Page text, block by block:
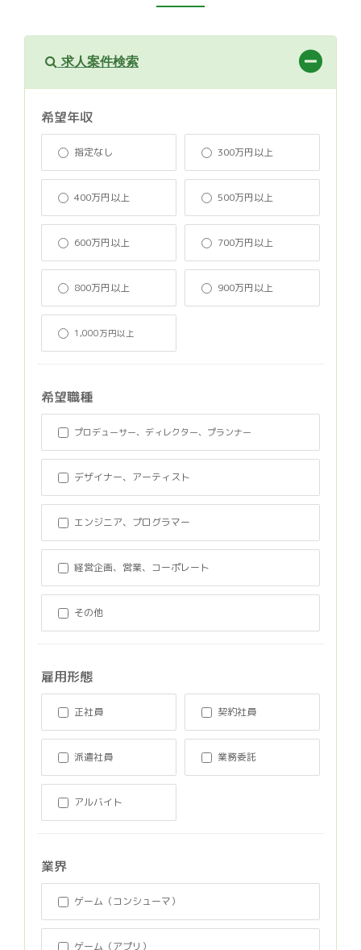
求人案件検索
希望年収
指定なし 300万円以上
400万円以上 500万円以上
600万円以上 700万円以上
800万円以上 900万円以上
1,000万円以上
希望職種
プロデューサー、ディレクター、プランナー
デザイナー、アーティスト
エンジニア、プログラマー
経営企画、営業、コーポレート
その他
雇用形態
正社員 契約社員
派遣社員 業務委託
アルバイト
業界
ゲーム（コンシューマ）
ゲーム（アプリ）